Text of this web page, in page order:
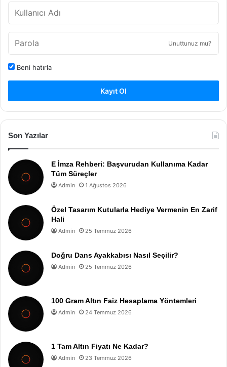
Unuttunuz mu?
Beni hatırla
Kayıt Ol
Son Yazılar
E İmza Rehberi: Başvurudan Kullanıma Kadar
Tüm Süreçler
Admin 1 Ağustos 2026
Özel Tasarım Kutularla Hediye Vermenin En Zarif
Hali
Admin 25 Temmuz 2026
Doğru Dans Ayakkabısı Nasıl Seçilir?
Admin 25 Temmuz 2026
100 Gram Altın Faiz Hesaplama Yöntemleri
Admin 24 Temmuz 2026
1 Tam Altın Fiyatı Ne Kadar?
Admin 23 Temmuz 2026